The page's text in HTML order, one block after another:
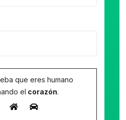
que eres humano
el corazón.